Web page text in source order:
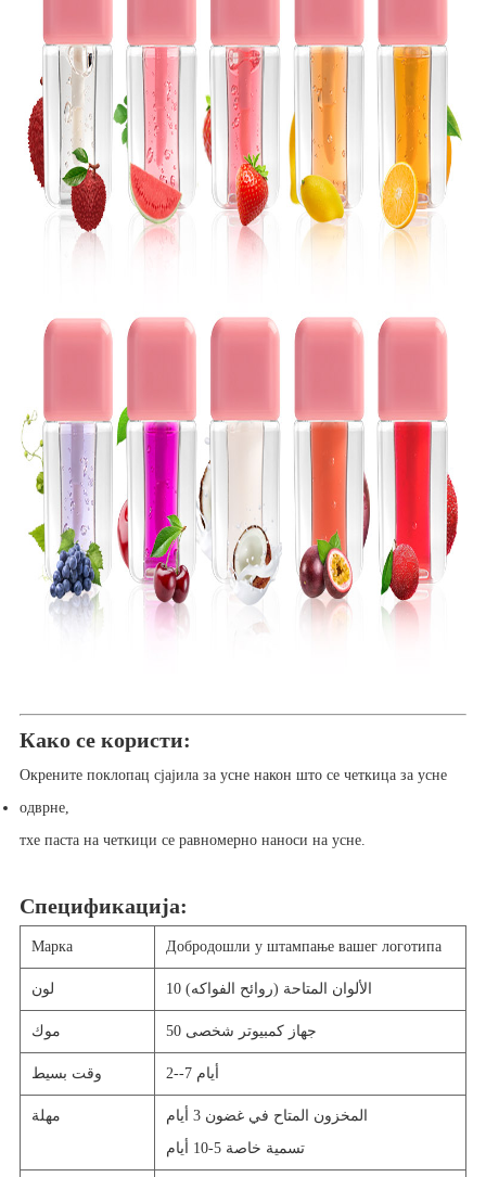
Како се користи:
Окрените поклопац сјајила за усне након што се четкица за усне
одврне,
тхе паста на четкици се равномерно наноси на усне.
Спецификација:
Марка Добродошли у штампање вашег логотипа
لون 10 الألوان المتاحة (روائح الفواكه)
موك 50 جهاز كمبيوتر شخصى
وقت بسيط 2--7 أيام
مهلة
تسمية خاصة 5-10 أيام